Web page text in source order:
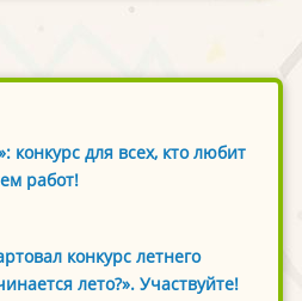
конкурс для всех, кто любит
работ!
конкурс летнего
лето?». Участвуйте!